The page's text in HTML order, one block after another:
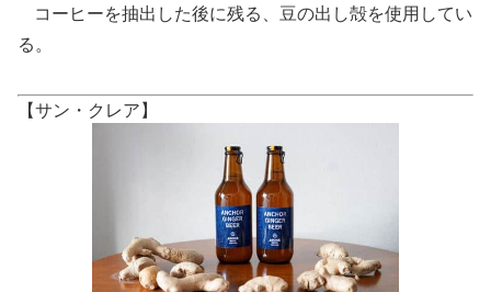
コーヒーを抽出した後に残る、豆の出し殻を使用してい
る。
【サン・クレア】